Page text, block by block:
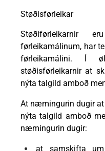
Støðisførleikar
Støðiførleikarnir
førleikamálinum, har
førleikamálini. Í
støðisførleikarnir at
nýta talgild amboð
At næmingurin dugir at
nýta talgild amboð
næmingurin dugir:
at samskifta